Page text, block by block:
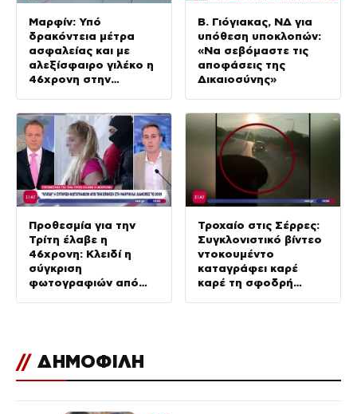
Μαρφίν: Υπό
δρακόντεια μέτρα
ασφαλείας και με
αλεξίσφαιρο γιλέκο η
46χρονη στην
Β. Γιόγιακας, ΝΔ για
υπόθεση υποκλοπών:
«Να σεβόμαστε τις
αποφάσεις της
Δικαιοσύνης»
Προθεσμία για την
Τρίτη έλαβε η
46χρονη: Κλειδί η
σύγκριση
φωτογραφιών από
Τροχαίο στις Σέρρες:
Συγκλονιστικό βίντεο
ντοκουμέντο
καταγράφει καρέ
καρέ τη σφοδρή
// ΔΗΜΟΦΙΛΗ